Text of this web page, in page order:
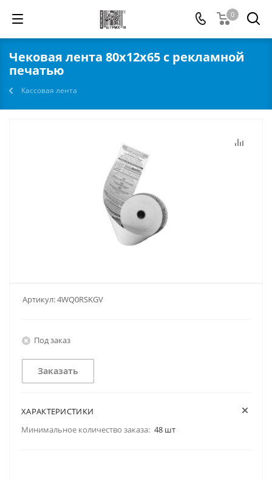
0
Чековая лента 80x12x65 с рекламной
печатью
Кассовая лента
Артикул:4WQ0RSKGV
Под заказ
Заказать
ХАРАКТЕРИСТИКИ
Минимальное количество заказа: 48 шт